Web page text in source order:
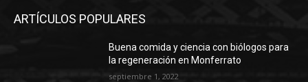
ARTÍCULOS POPULARES
Buena comida y ciencia con biólogos para
la regeneración en Monferrato
septiembre 1, 2022